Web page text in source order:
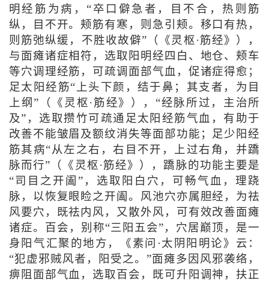
明经筋为病，“卒口僻急者，目不合，热则筋
纵，目不开。颊筋有寒，则急引颊。移口有热，
则筋弛纵缓，不胜收故僻”（《灵枢·筋经》），
与面瘫诸症相符，选取阳明经四白、地仓、颊车
等穴调理经筋，可疏调面部气血，促诸症得愈；
足太阳经筋“上头下颜，结于鼻；其支者，为目
上纲”（《灵枢·筋经》），“经脉所过，主治所
及”，选取攒竹可疏通足太阳经筋气血，有助于
改善不能皱眉及额纹消失等面部功能；足少阳经
筋其病“从左之右，右目不开，上过右角，并蹻
脉而行”（《灵枢·筋经》），蹻脉的功能主要是
“司目之开阖”，选取阳白穴，可畅气血，理跷
脉，以恢复眼睑之开阖。风池穴亦属胆经，为祛
风要穴，既祛内风，又散外风，可有效改善面瘫
诸症。百会，别称“三阳五会”，穴居巅顶，是一
身阳气汇聚的地方，《素问·太阴阳明论》云：
“犯虚邪贼风者，阳受之。”面瘫多因风邪袭络，
痹阻面部气血，选取百会，既可升阳调神，扶正